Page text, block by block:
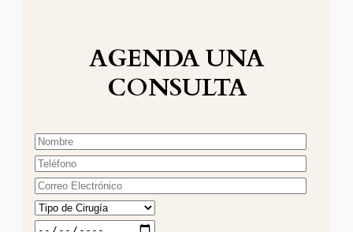
AGENDA UNA
CONSULTA